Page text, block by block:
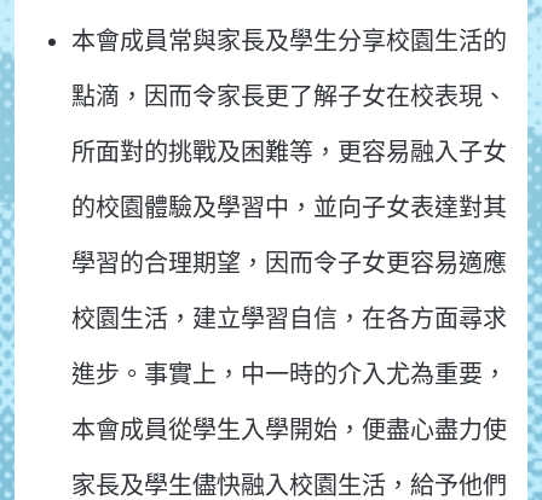
本會成員常與家長及學生分享校園生活的
點滴，因而令家長更了解子女在校表現、
所面對的挑戰及困難等，更容易融入子女
的校園體驗及學習中，並向子女表達對其
學習的合理期望，因而令子女更容易適應
校園生活，建立學習自信，在各方面尋求
進步。事實上，中一時的介入尤為重要，
本會成員從學生入學開始，便盡心盡力使
家長及學生儘快融入校園生活，給予他們